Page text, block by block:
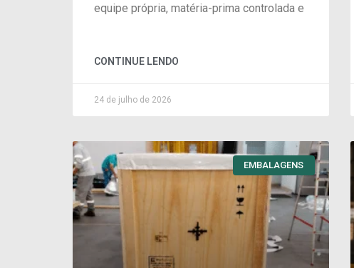
equipe própria, matéria-prima controlada e
CONTINUE LENDO
24 de julho de 2026
EMBALAGENS